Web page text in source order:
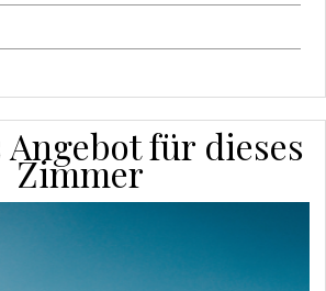
für dieses
Zimmer